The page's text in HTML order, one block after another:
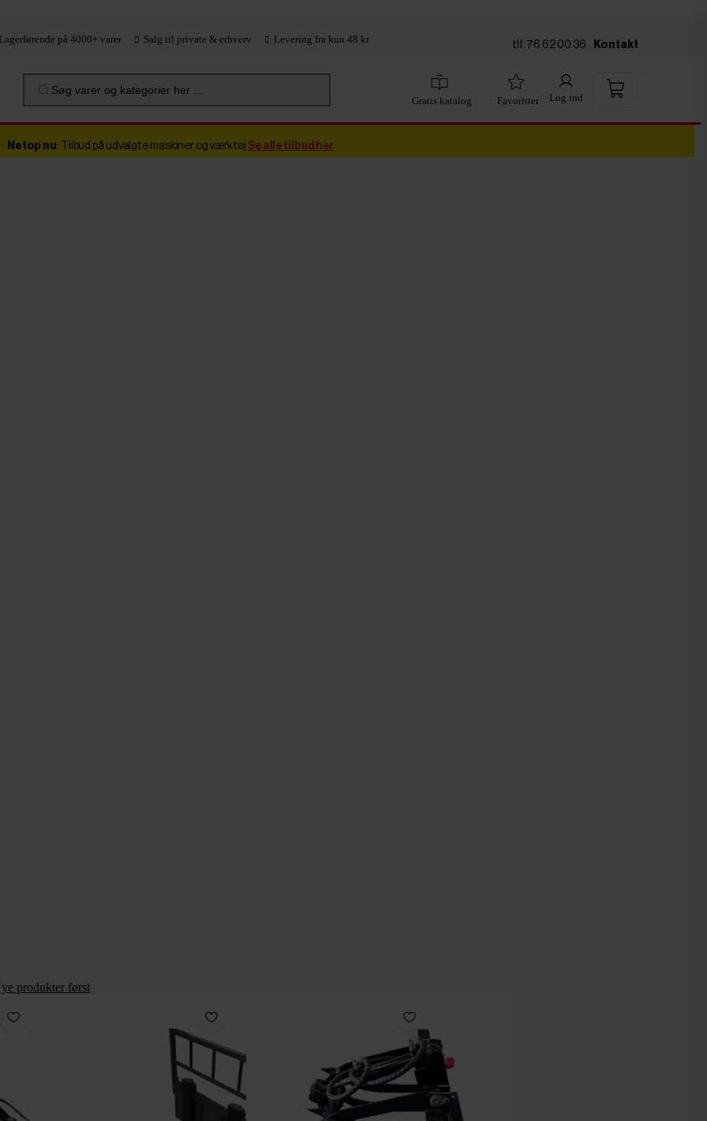
Lagerførende på 4000+ varer Salg til private & erhverv Levering fra kun 48 kr tlf. 76 62 00 36 Kontakt
Søg varer og kategorier her ...
Gratis katalog Favoritter Log ind
Netop nu: Tilbud på udvalgte maskiner og værktøj Se alle tilbud her
produkter først